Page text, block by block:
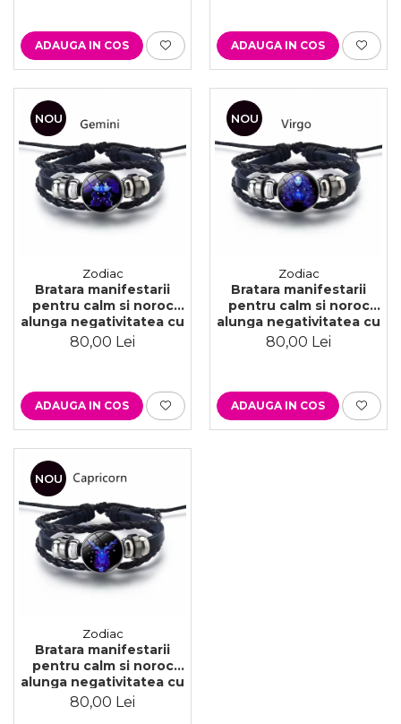
ADAUGA IN COS ADAUGA IN COS
NOU
Zodiac
Bratara manifestarii
pentru calm si noroc
alunga negativitatea cu
semne zodiacale este
reglabila si unisex,
80,00 Lei
ADAUGA IN COS
NOU
Zodiac
Bratara manifestarii
pentru calm si noroc
alunga negativitatea cu
semne zodiacale este
reglabila si unisex,
80,00 Lei
ADAUGA IN COS
NOU
Zodiac
Bratara manifestarii
pentru calm si noroc
alunga negativitatea cu
semne zodiacale este
reglabila si unisex,
80,00 Lei